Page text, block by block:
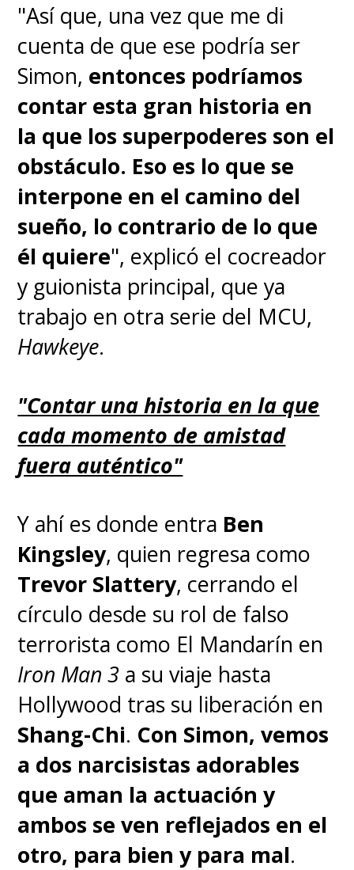
"Así que, una vez que me di
cuenta de que ese podría ser
Simon, entonces podríamos
contar esta gran historia en
la que los superpoderes son el
obstáculo. Eso es lo que se
interpone en el camino del
sueño, lo contrario de lo que
él quiere", explicó el cocreador
y guionista principal, que ya
trabajo en otra serie del MCU,
Hawkeye.
"Contar una historia en la que
cada momento de amistad
fuera auténtico"
Y ahí es donde entra Ben
Kingsley, quien regresa como
Trevor Slattery, cerrando el
círculo desde su rol de falso
terrorista como El Mandarín en
Iron Man 3 a su viaje hasta
Hollywood tras su liberación en
Shang-Chi. Con Simon, vemos
a dos narcisistas adorables
que aman la actuación y
ambos se ven reflejados en el
otro, para bien y para mal.